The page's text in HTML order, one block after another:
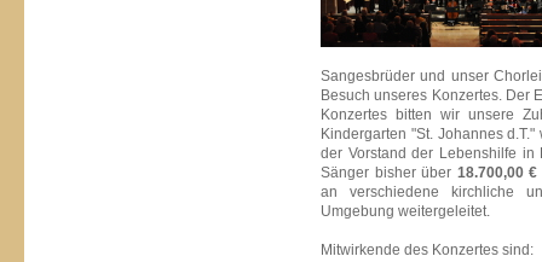
Sangesbrüder und unser
Besuch unseres Konzertes. Der
Konzertes bitten wir unsere
Kindergarten "St. Johannes
der Vorstand der Lebenshilfe in
Sänger bisher über 18.700,00 €
an verschiedene kirchliche
Umgebung weitergeleitet.
Mitwirkende des Konzertes sind: